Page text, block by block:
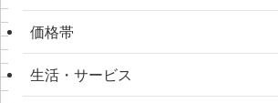
価格帯
生活・サービス